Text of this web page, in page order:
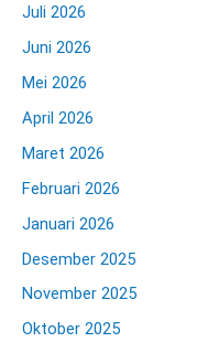
Juli 2026
Juni 2026
Mei 2026
April 2026
Maret 2026
Februari 2026
Januari 2026
Desember 2025
November 2025
Oktober 2025